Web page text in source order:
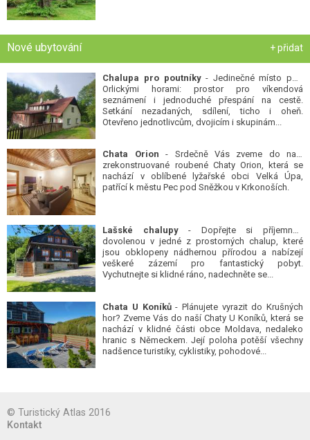
Nové ubytování + přidat
Chalupa pro poutníky- Jedinečné místo pod
Orlickými horami: prostor pro víkendová
seznámení i jednoduché přespání na cestě.
Setkání nezadaných, sdílení, ticho i oheň.
Otevřeno jednotlivcům, dvojicím i skupinám...
Chata Orion - Srdečně Vás zveme do naší
zrekonstruované roubené Chaty Orion, která se
nachází v oblíbené lyžařské obci Velká Úpa,
patřící k městu Pec pod Sněžkou v Krkonoších.
Lašské chalupy- Dopřejte si příjemnou
dovolenou v jedné z prostorných chalup, které
jsou obklopeny nádhernou přírodou a nabízejí
veškeré zázemí pro fantastický pobyt.
Vychutnejte si klidné ráno, nadechněte se...
Chata U Koníků- Plánujete vyrazit do Krušných
hor? Zveme Vás do naší Chaty U Koníků, která se
nachází v klidné části obce Moldava, nedaleko
hranic s Německem. Její poloha potěší všechny
nadšence turistiky, cyklistiky, pohodové...
© Turistický Atlas 2016
Kontakt